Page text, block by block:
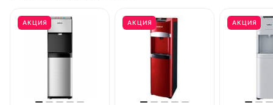
АКЦИЯ АКЦИЯ АКЦИЯ